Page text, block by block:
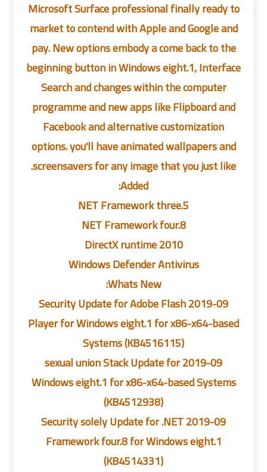
Microsoft Surface professional finally ready to
market to contend with Apple and Google and
pay. New options embody a come back to the
beginning button in Windows eight.1, Interface
Search and changes within the computer
programme and new apps like Flipboard and
Facebook and alternative customization
options. you'll have animated wallpapers and
screensavers for any image that you just like.
Added:
NET Framework three.5
NET Framework four.8
DirectX runtime 2010
Windows Defender Antivirus
Whats New:
2019-09 Security Update for Adobe Flash
Player for Windows eight.1 for x86-x64-based
Systems (KB4516115)
2019-09 sexual union Stack Update for
Windows eight.1 for x86-x64-based Systems
(KB4512938)
2019-09 Security solely Update for .NET
Framework four.8 for Windows eight.1
(KB4514331)